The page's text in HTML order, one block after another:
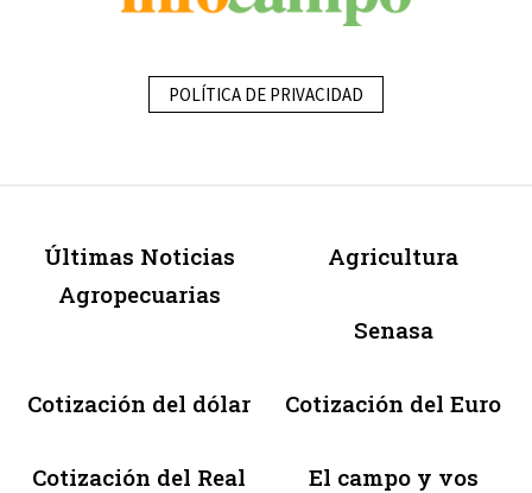
POLÍTICA DE PRIVACIDAD
Últimas Noticias
Agropecuarias
Agricultura
Senasa
Cotización del dólar Cotización del Euro
Cotización del Real El campo y vos